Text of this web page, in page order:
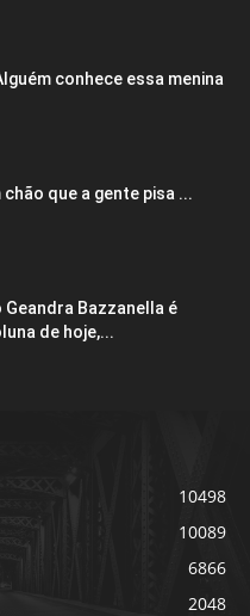
conhece essa menina
chão que a gente pisa ...
Bazzanella é
de hoje,...
10498
10089
6866
2048